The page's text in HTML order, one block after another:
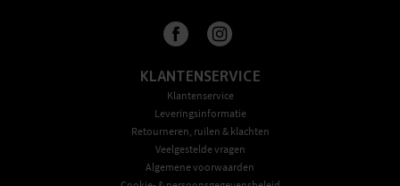
KLANTENSERVICE
Klantenservice
Leveringsinformatie
Retourneren, ruilen & klachten
Veelgestelde vragen
Algemene voorwaarden